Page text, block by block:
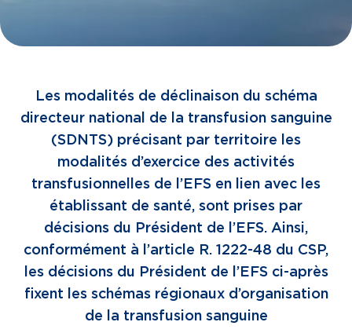
Les modalités de déclinaison du schéma
directeur national de la transfusion sanguine
(SDNTS) précisant par territoire les
modalités d’exercice des activités
transfusionnelles de l’EFS en lien avec les
établissant de santé, sont prises par
décisions du Président de l’EFS. Ainsi,
conformément à l’article R. 1222-48 du CSP,
les décisions du Président de l’EFS ci-après
fixent les schémas régionaux d’organisation
de la transfusion sanguine